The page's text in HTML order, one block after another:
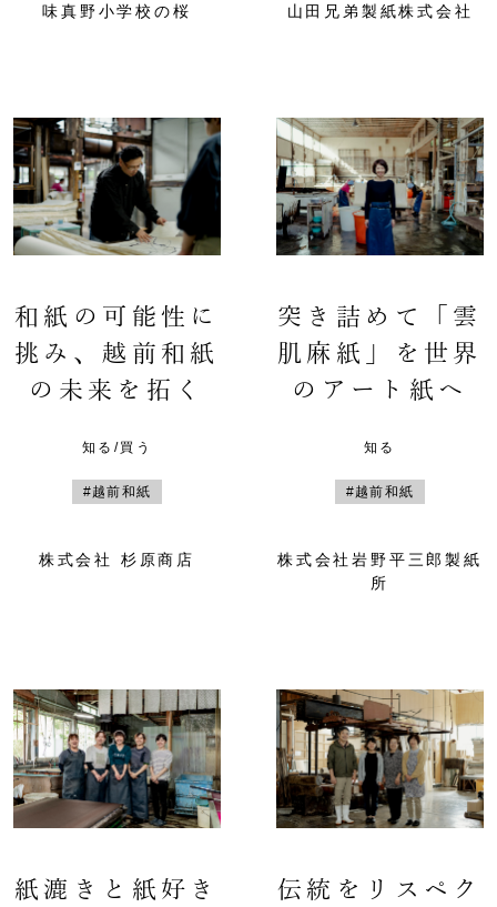
味真野小学校の桜 山田兄弟製紙株式会社
和紙の可能性に
挑み、越前和紙
の未来を拓く
知る/買う
#越前和紙
株式会社 杉原商店
突き詰めて「雲
肌麻紙」を世界
のアート紙へ
知る
#越前和紙
株式会社岩野平三郎製紙
所
紙漉きと紙好き 伝統をリスペク